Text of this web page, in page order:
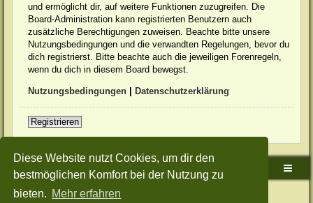
Diese Website nutzt Cookies, um dir den
bestmöglichen Komfort bei der Nutzung zu
bieten. Mehr erfahren
und ermöglicht dir, auf weitere Funktionen zuzugreifen. Die
Board-Administration kann registrierten Benutzern auch
zusätzliche Berechtigungen zuweisen. Beachte bitte unsere
Nutzungsbedingungen und die verwandten Regelungen, bevor du
dich registrierst. Bitte beachte auch die jeweiligen Forenregeln,
wenn du dich in diesem Board bewegst.
Nutzungsbedingungen Datenschutzerklärung
Registrieren
Sudden-Strike-Maps.de Hauptseite Foren-Übersicht
Powered byphpBB® Forum Software © phpBB Limited